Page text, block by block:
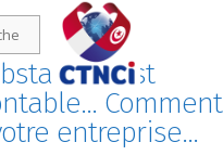
n’est
Comment
entreprise…